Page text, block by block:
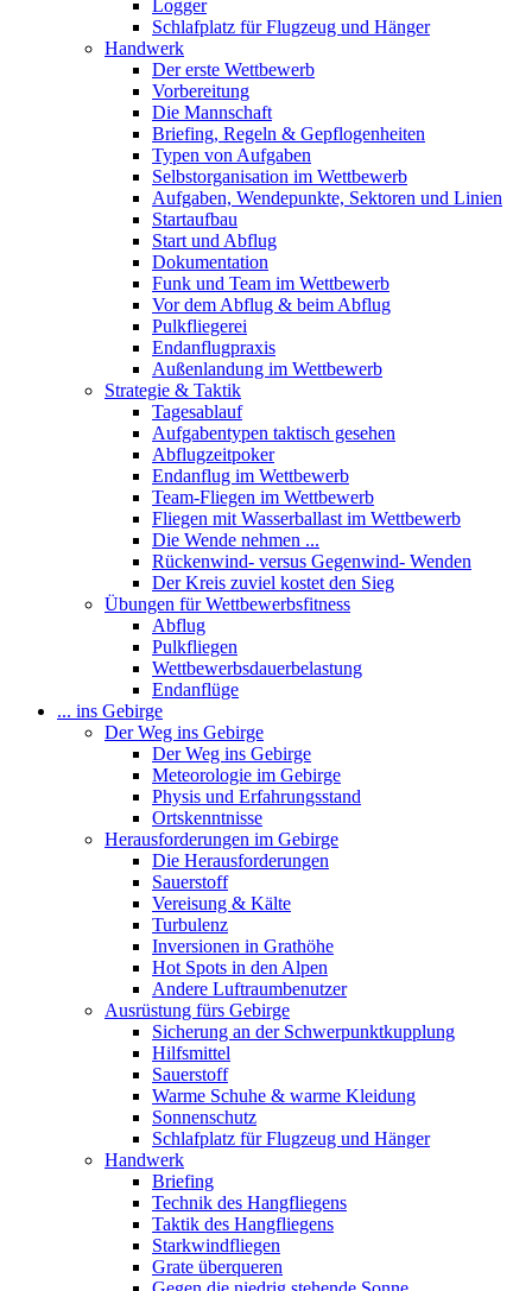
Logger
Schlafplatz für Flugzeug und Hänger
Handwerk
Der erste Wettbewerb
Vorbereitung
Die Mannschaft
Briefing, Regeln & Gepflogenheiten
Typen von Aufgaben
Selbstorganisation im Wettbewerb
Aufgaben, Wendepunkte, Sektoren und Linien
Startaufbau
Start und Abflug
Dokumentation
Funk und Team im Wettbewerb
Vor dem Abflug & beim Abflug
Pulkfliegerei
Endanflugpraxis
Außenlandung im Wettbewerb
Strategie & Taktik
Tagesablauf
Aufgabentypen taktisch gesehen
Abflugzeitpoker
Endanflug im Wettbewerb
Team-Fliegen im Wettbewerb
Fliegen mit Wasserballast im Wettbewerb
Die Wende nehmen ...
Rückenwind- versus Gegenwind- Wenden
Der Kreis zuviel kostet den Sieg
Übungen für Wettbewerbsfitness
Abflug
Pulkfliegen
Wettbewerbsdauerbelastung
Endanflüge
... ins Gebirge
Der Weg ins Gebirge
Der Weg ins Gebirge
Meteorologie im Gebirge
Physis und Erfahrungsstand
Ortskenntnisse
Herausforderungen im Gebirge
Die Herausforderungen
Sauerstoff
Vereisung & Kälte
Turbulenz
Inversionen in Grathöhe
Hot Spots in den Alpen
Andere Luftraumbenutzer
Ausrüstung fürs Gebirge
Sicherung an der Schwerpunktkupplung
Hilfsmittel
Sauerstoff
Warme Schuhe & warme Kleidung
Sonnenschutz
Schlafplatz für Flugzeug und Hänger
Handwerk
Briefing
Technik des Hangfliegens
Taktik des Hangfliegens
Starkwindfliegen
Grate überqueren